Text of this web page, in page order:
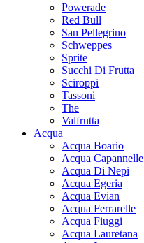
Powerade
Red Bull
San Pellegrino
Schweppes
Sprite
Succhi Di Frutta
Sciroppi
Tassoni
The
Valfrutta
Acqua
Acqua Boario
Acqua Capannelle
Acqua Di Nepi
Acqua Egeria
Acqua Evian
Acqua Ferrarelle
Acqua Fiuggi
Acqua Lauretana